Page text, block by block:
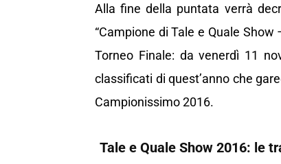
Alla fine della puntata verrà
“Campione di Tale e Quale
Torneo Finale: da venerdì 11
classificati di quest’anno che
Campionissimo 2016.
Tale e Quale Show 2016: le